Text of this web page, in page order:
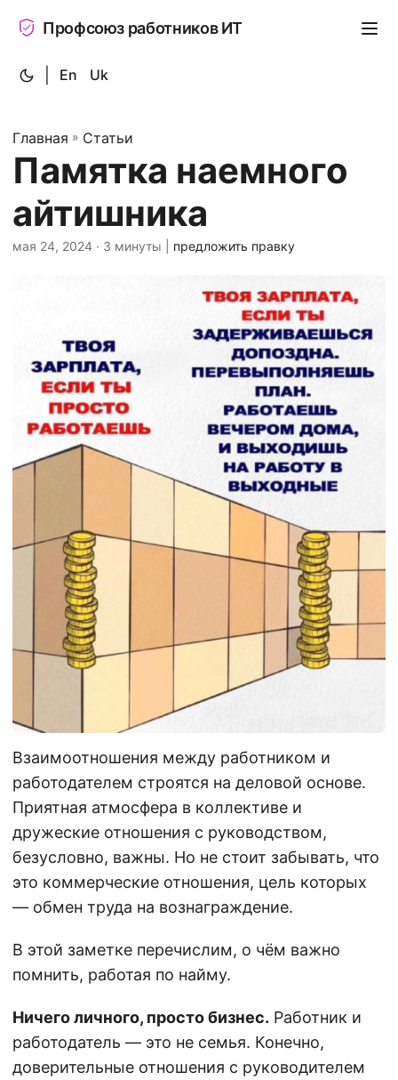
Профсоюз работников ИТ
En Uk
Главная » Статьи
Памятка наемного
айтишника
мая 24, 2024 · 3 минуты | предложить правку
Взаимоотношения между работником и
работодателем строятся на деловой основе.
Приятная атмосфера в коллективе и
дружеские отношения с руководством,
безусловно, важны. Но не стоит забывать, что
это коммерческие отношения, цель которых
— обмен труда на вознаграждение.
В этой заметке перечислим, о чём важно
помнить, работая по найму.
Ничего личного, просто бизнес. Работник и
работодатель — это не семья. Конечно,
доверительные отношения с руководителем